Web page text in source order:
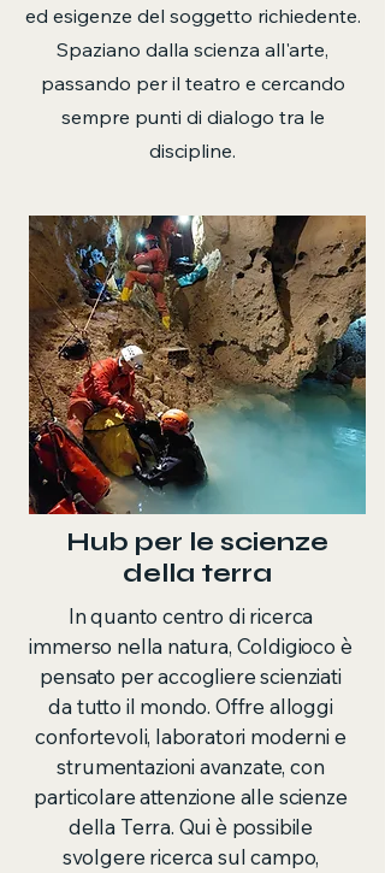
ed esigenze del soggetto richiedente.
Spaziano dalla scienza all'arte,
passando per il teatro e cercando
sempre punti di dialogo tra le
discipline.
Hub per le scienze
della terra
In quanto centro di ricerca
immerso nella natura, Coldigioco è
pensato per accogliere scienziati
da tutto il mondo. Offre alloggi
confortevoli, laboratori moderni e
strumentazioni avanzate, con
particolare attenzione alle scienze
della Terra. Qui è possibile
svolgere ricerca sul campo,